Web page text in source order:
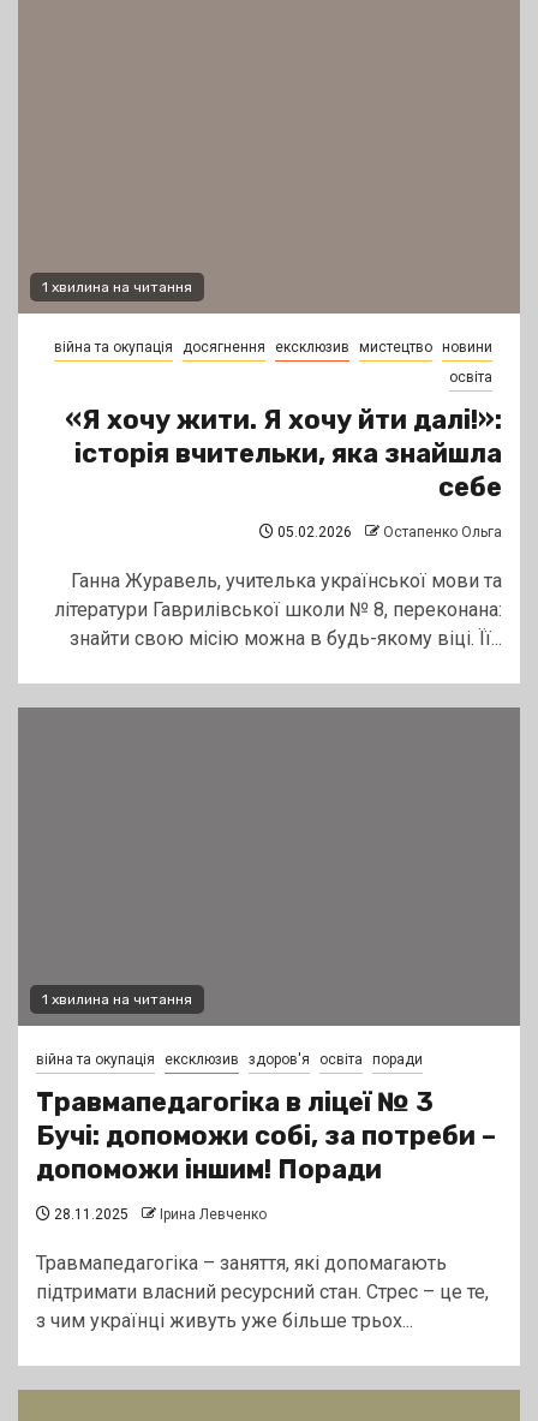
1 хвилина на читання
війна та окупація досягнення ексклюзив мистецтво новини
освіта
«Я хочу жити. Я хочу йти далі!»:
історія вчительки, яка знайшла
себе
05.02.2026 Остапенко Ольга
Ганна Журавель, учителька української мови та
літератури Гаврилівської школи № 8, переконана:
знайти свою місію можна в будь-якому віці. Її...
1 хвилина на читання
війна та окупація ексклюзив здоров'я освіта поради
Травмапедагогіка в ліцеї № 3
Бучі: допоможи собі, за потреби –
допоможи іншим! Поради
28.11.2025 Ірина Левченко
Травмапедагогіка – заняття, які допомагають
підтримати власний ресурсний стан. Стрес – це те,
з чим українці живуть уже більше трьох...